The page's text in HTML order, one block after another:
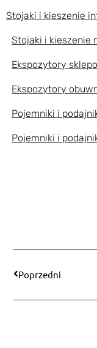
Stojaki i kieszenie
Stojaki i kieszenie
Ekspozytory
Ekspozytory
Pojemniki i
Pojemniki i
Poprzedni